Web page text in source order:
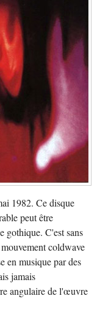
1982. Ce disque
peut être
gothique. C'est sans
coldwave
en musique par des
jamais
angulaire de l'œuvre